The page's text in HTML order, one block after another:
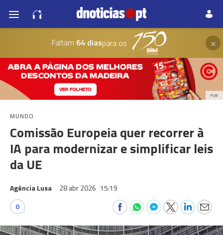
Faltam 64 diaspara os ×
PUB
MUNDO
Comissão Europeia quer recorrer à
IA para modernizar e simplificar leis
da UE
Agência Lusa 28 abr 2026 15:19
0